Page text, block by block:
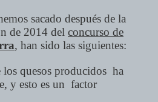
sacado después de la
de 2014 del concurso de
, han sido las siguientes:
quesos producidos ha
y esto es un factor